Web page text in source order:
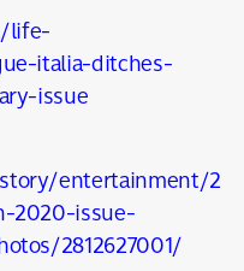
life-
italia-ditches-
issue
entertainment/2
2020-issue-
2812627001/